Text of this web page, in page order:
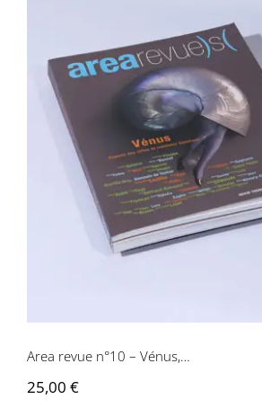
Area revue n°10 –
Area revue n°10 – Vénus,…
25,00 €